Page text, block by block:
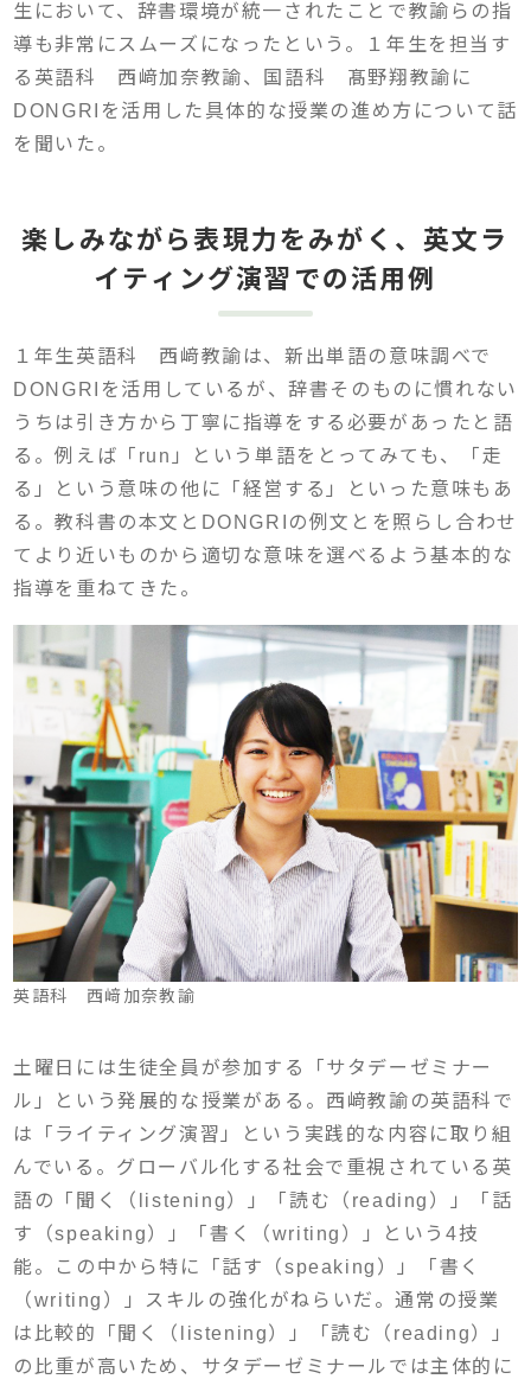
生において、辞書環境が統一されたことで教諭らの指
導も非常にスムーズになったという。１年生を担当す
る英語科 西﨑加奈教諭、国語科 髙野翔教諭に
DONGRIを活用した具体的な授業の進め方について話
を聞いた。
楽しみながら表現力をみがく、英文ラ
イティング演習での活用例
１年生英語科 西﨑教諭は、新出単語の意味調べで
DONGRIを活用しているが、辞書そのものに慣れない
うちは引き方から丁寧に指導をする必要があったと語
る。例えば「run」という単語をとってみても、「走
る」という意味の他に「経営する」といった意味もあ
る。教科書の本文とDONGRIの例文とを照らし合わせ
てより近いものから適切な意味を選べるよう基本的な
指導を重ねてきた。
英語科 西﨑加奈教諭
土曜日には生徒全員が参加する「サタデーゼミナー
ル」という発展的な授業がある。西﨑教諭の英語科で
は「ライティング演習」という実践的な内容に取り組
んでいる。グローバル化する社会で重視されている英
語の「聞く（listening）」「読む（reading）」「話
す（speaking）」「書く（writing）」という4技
能。この中から特に「話す（speaking）」「書く
（writing）」スキルの強化がねらいだ。通常の授業
は比較的「聞く（listening）」「読む（reading）」
の比重が高いため、サタデーゼミナールでは主体的に